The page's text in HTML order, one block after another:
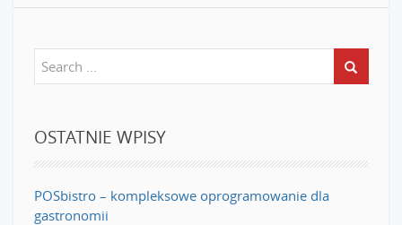
OSTATNIE WPISY
POSbistro – kompleksowe oprogramowanie dla
gastronomii